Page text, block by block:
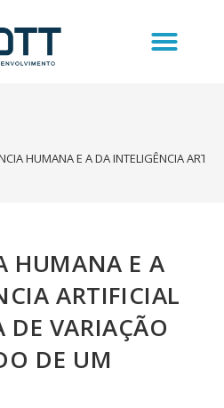
HUMANA E A DA INTELIGÊNCIA
HUMANA E A
ARTIFICIAL
DE VARIAÇÃO
DE UM